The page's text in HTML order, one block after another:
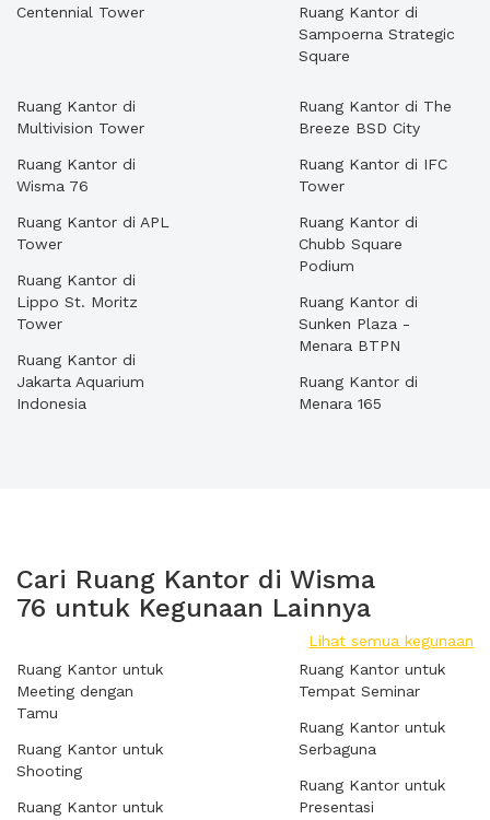
Centennial Tower
Ruang Kantor di
Sampoerna Strategic
Square
Ruang Kantor di
Multivision Tower
Ruang Kantor di
Wisma 76
Ruang Kantor di APL
Tower
Ruang Kantor di
Lippo St. Moritz
Tower
Ruang Kantor di
Jakarta Aquarium
Indonesia
Ruang Kantor di The
Breeze BSD City
Ruang Kantor di IFC
Tower
Ruang Kantor di
Chubb Square
Podium
Ruang Kantor di
Sunken Plaza -
Menara BTPN
Ruang Kantor di
Menara 165
Cari Ruang Kantor di Wisma
76 untuk Kegunaan Lainnya
Lihat semua kegunaan
Ruang Kantor untuk
Meeting dengan
Tamu
Ruang Kantor untuk
Shooting
Ruang Kantor untuk
Ruang Kantor untuk
Tempat Seminar
Ruang Kantor untuk
Serbaguna
Ruang Kantor untuk
Presentasi